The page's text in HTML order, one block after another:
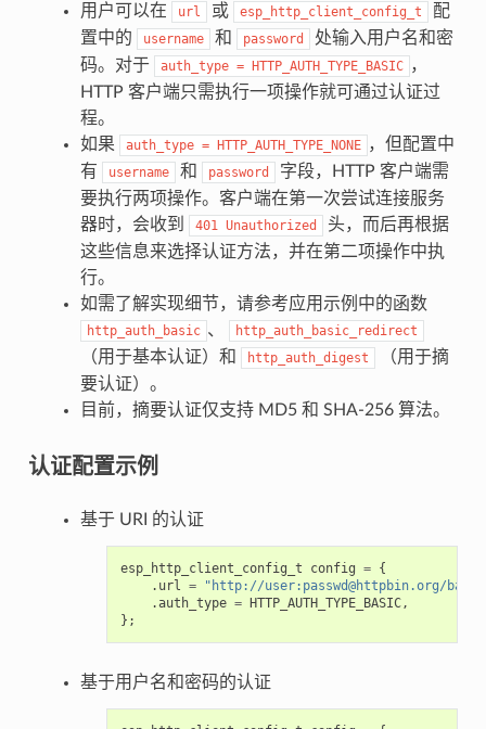
用户可以在 url 或 esp_http_client_config_t
配
置中的
username 和 password
处输入用户名和密
码。对于
auth_type = HTTP_AUTH_TYPE_BASIC ，
HTTP 客户端只需执行一项操作就可通过认证过
程。
如果
auth_type = HTTP_AUTH_TYPE_NONE ，但配置中
有
username 和 password
字段，HTTP 客户端需
要执行两项操作。客户端在第一次尝试连接服务
器时，会收到
401 Unauthorized
头，而后再根据
这些信息来选择认证方法，并在第二项操作中执
行。
如需了解实现细节，请参考应用示例中的函数
http_auth_basic 、 http_auth_basic_redirect
（用于基本认证）和 http_auth_digest
（用于摘
要认证）。
目前，摘要认证仅支持 MD5 和 SHA-256 算法。
认证配置示例
基于 URI 的认证
esp_http_client_config_t config = {
. url =
"http://user:passwd@httpbin.org/
.auth_type = HTTP_AUTH_TYPE_BASIC,
};
基于用户名和密码的认证